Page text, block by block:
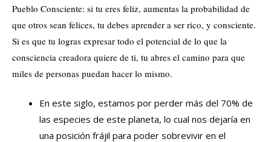
Pueblo Consciente: si tu eres feliz, aumentas la probabilidad de
que otros sean felices, tu debes aprender a ser rico, y consciente.
Si es que tu logras expresar todo el potencial de lo que la
consciencia creadora quiere de ti, tu abres el camino para que
miles de personas puedan hacer lo mismo.
En este siglo, estamos por perder más del 70% de
las especies de este planeta, lo cual nos dejaría en
una posición frájil para poder sobrevivir en el